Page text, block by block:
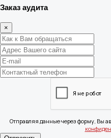
Заказ аудита
×
Отправляя данные через форму, Вы